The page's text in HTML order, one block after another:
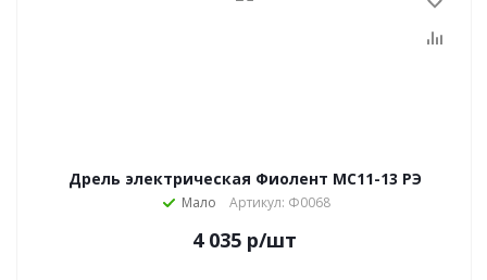
Дрель электрическая Фиолент МС11-13 РЭ
Мало Артикул: Ф0068
4 035 р/шт